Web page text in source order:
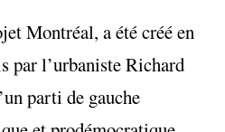
Montréal, a été créé en
par l’urbaniste Richard
parti de gauche